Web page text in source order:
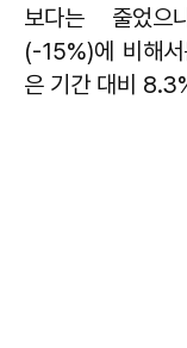
보다는 줄었으
(-15%)에 비해
은 기간 대비